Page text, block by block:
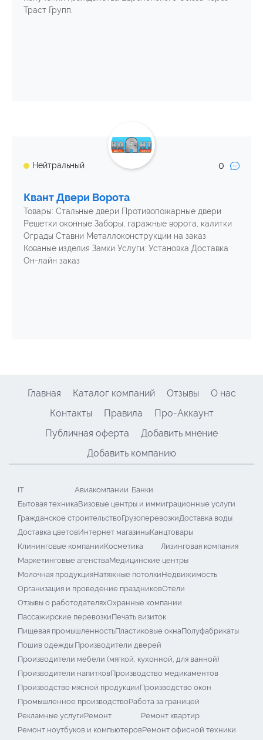
Траст Групп.
Нейтральный 0
Квант Двери Ворота
Товары: Стальные двери Противопожарные двери
Решетки оконные Заборы, гаражные ворота, калитки
Ограды Ставни Металлоконструкции на заказ
Кованые изделия Замки Услуги: Установка Доставка
Он-лайн заказ
Главная Каталог компаний Отзывы
О нас
Контакты
Правила
Про-Аккаунт
Публичная оферта
Добавить мнение
Добавить компанию
IT Авиакомпании Банки
Бытовая техникаВизовые центры и иммиграционные услуги
Гражданское строительствоГрузоперевозкиДоставка воды
Доставка цветовИнтернет магазиныКанцтовары
Клининговые компанииКосметика
Лизинговая компания
Маркетинговые агенстваМедицинские центры
Молочная продукцияНатяжные потолкиНедвижимость
Организация и проведение праздниковОтели
Отзывы о работодателяхОхранные компании
Пассажирские перевозкиПечать визиток
Пищевая промышленностьПластиковые окнаПолуфабрикаты
Пошив одежды Производители дверей
Производители мебели (мягкой, кухонной, для ванной)
Производители напитковПроизводство медикаментов
Производство мясной продукцииПроизводство окон
Промышленное производствоРабота за границей
Рекламные услугиРемонт
Ремонт квартир
Ремонт ноутбуков и компьютеровРемонт офисной техники